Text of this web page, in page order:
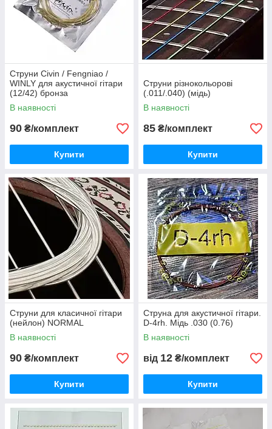
Струни Сivin / Fengniao /
WINLY для акустичної гітари
(12/42) бронза
В наявності
90 ₴/комплект
Купити
Струни різнокольорові
(.011/.040) (мідь)
В наявності
85 ₴/комплект
Купити
Струни для класичної гітари
(нейлон) NORMAL
В наявності
90 ₴/комплект
Купити
Струна для акустичної гітари.
D-4rh. Мідь .030 (0.76)
В наявності
від 12 ₴/комплект
Купити